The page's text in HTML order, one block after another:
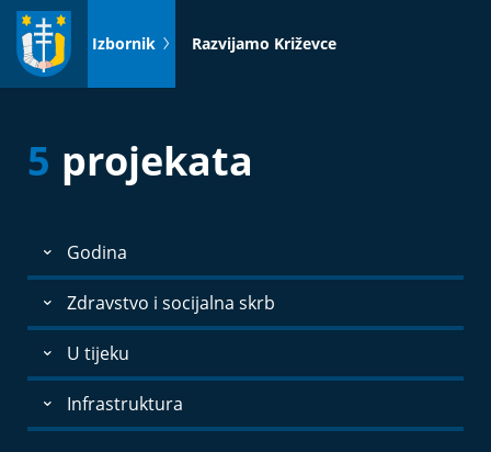
Idi
sadržaj
Izbornik Razvijamo Križevce
5 projekata
Godina
Zdravstvo i socijalna skrb
U tijeku
Infrastruktura